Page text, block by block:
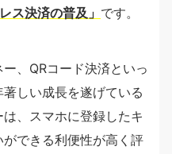
ス決済の普及」 です。
、QRコード決済といっ
しい成長を遂げている
、スマホに登録したキ
できる利便性が高く評